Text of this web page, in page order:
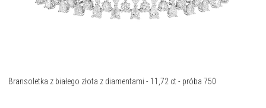
Bransoletka z białego złota z diamentami - 11,72 ct - próba 750